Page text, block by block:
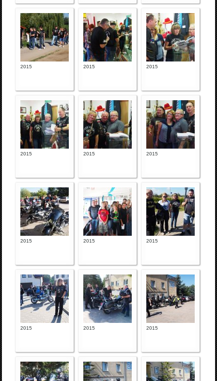
2015 2015 2015
2015 2015 2015
2015 2015 2015
2015 2015 2015